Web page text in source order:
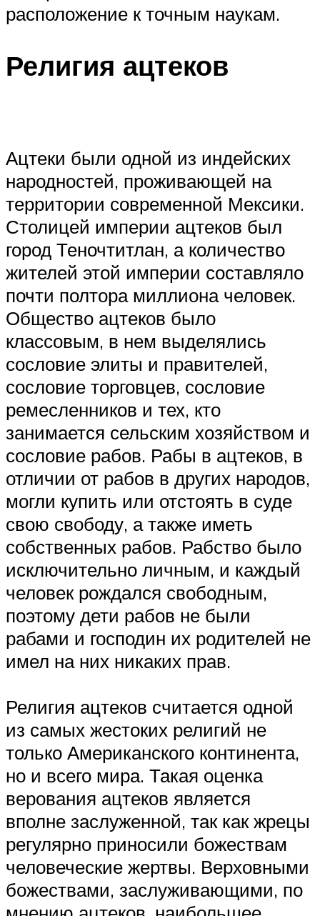
расположение к точным наукам.
Религия ацтеков
Ацтеки были одной из индейских
народностей, проживающей на
территории современной Мексики.
Столицей империи ацтеков был
город Теночтитлан, а количество
жителей этой империи составляло
почти полтора миллиона человек.
Общество ацтеков было
классовым, в нем выделялись
сословие элиты и правителей,
сословие торговцев, сословие
ремесленников и тех, кто
занимается сельским хозяйством и
сословие рабов. Рабы в ацтеков, в
отличии от рабов в других народов,
могли купить или отстоять в суде
свою свободу, а также иметь
собственных рабов. Рабство было
исключительно личным, и каждый
человек рождался свободным,
поэтому дети рабов не были
рабами и господин их родителей не
имел на них никаких прав.
Религия ацтеков считается одной
из самых жестоких религий не
только Американского континента,
но и всего мира. Такая оценка
верования ацтеков является
вполне заслуженной, так как жрецы
регулярно приносили божествам
человеческие жертвы. Верховными
божествами, заслуживающими, по